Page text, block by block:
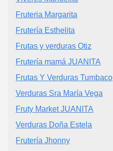
Fruteria Margarita
Frutería Esthelita
Frutas y verduras Otiz
Frutería mamá JUANITA
Frutas Y Verduras Tumbaco
Verduras Sra María Vega
Fruty Market JUANITA
Verduras Doña Estela
Frutería Jhonny